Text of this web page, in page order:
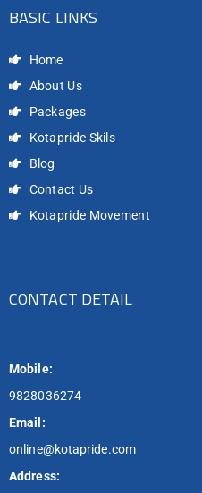
BASIC LINKS
Home
About Us
Packages
Kotapride Skils
Blog
Contact Us
Kotapride Movement
CONTACT DETAIL
Mobile:
9828036274
Email:
online@kotapride.com
Address: